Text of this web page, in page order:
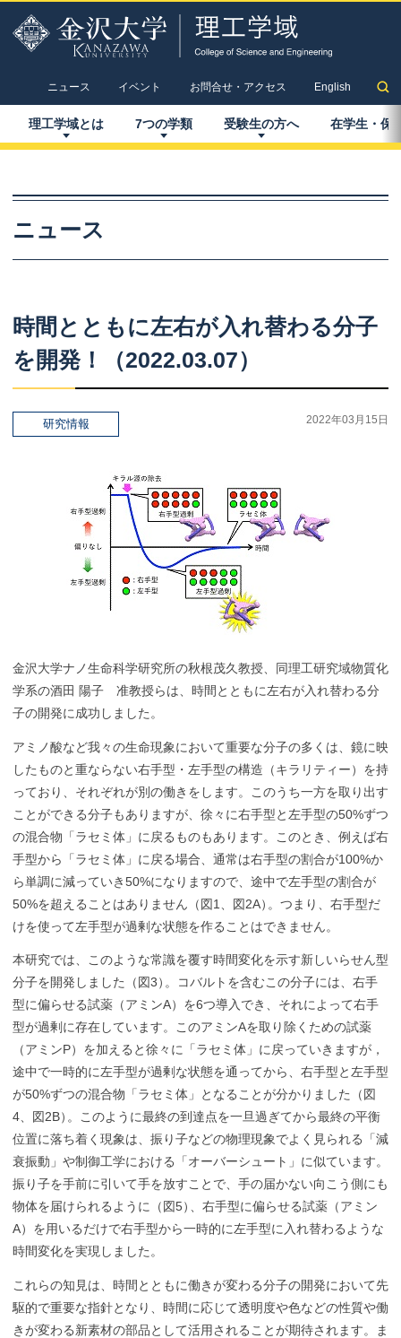
ニュース イベント お問合せ・アクセス English
理工学域とは 7つの学類 受験生の方へ 在学生 ・ 保
ニュース
時間とともに左右が入れ替わる分子
を 開発！ （2022.03.07）
研究情報 2022年03月15日
金沢大学ナノ生命科学研究所の秋根茂久教授、同理工研究域物質化
学系の酒田 陽子 准教授らは、時間とともに左右が入れ替わる分
子の開発に成功しました。
アミノ酸など我々の生命現象において重要な分子の多くは、鏡に映
したものと重ならない右手型・左手型の構造（キラリティー）を持
っており、それぞれが別の働きをします。このうち一方を取り出す
ことができる分子もありますが、徐々に右手型と左手型の50%ずつ
の混合物「ラセミ体」に戻るものもあります。このとき、例えば右
手型から「ラセミ体」に戻る場合、通常は右手型の割合が100%か
ら単調に減っていき50%になりますので、途中で左手型の割合が
50%を超えることはありません（図1、図2A） 。つまり、右手型だ
けを使って左手型が過剰な状態を作ることはできません。
本研究では、このような常識を覆す時間変化を示す新しいらせん型
分子を開発しました（図3） 。コバルトを含むこの分子には、右手
型に偏らせる試薬（アミンA）を6つ導入でき、それによって右手
型が過剰に存在しています。このアミンAを取り除くための試薬
（アミンP）を加えると徐々に「ラセミ体」に戻っていきますが，
途中で一時的に左手型が過剰な状態を通ってから、右手型と左手型
が50%ずつの混合物「ラセミ体」となることが分かりました（図
4、図2B） 。このように最終の到達点を一旦過ぎてから最終の平衡
位置に落ち着く現象は、振り子などの物理現象でよく見られる「減
衰振動」や制御工学における「オーバーシュート」に似ています。
振り子を手前に引いて手を放すことで、手の届かない向こう側にも
物体を届けられるように（図5）
、右手型に偏らせる試薬（アミン
A）を用いるだけで右手型から一時的に左手型に入れ替わるような
時間変化を実現しました。
これらの知見は、時間とともに働きが変わる分子の開発において先
駆的で重要な指針となり、時間に応じて透明度や色などの性質や働
きが変わる新素材の部品として活用されることが期待されます。ま